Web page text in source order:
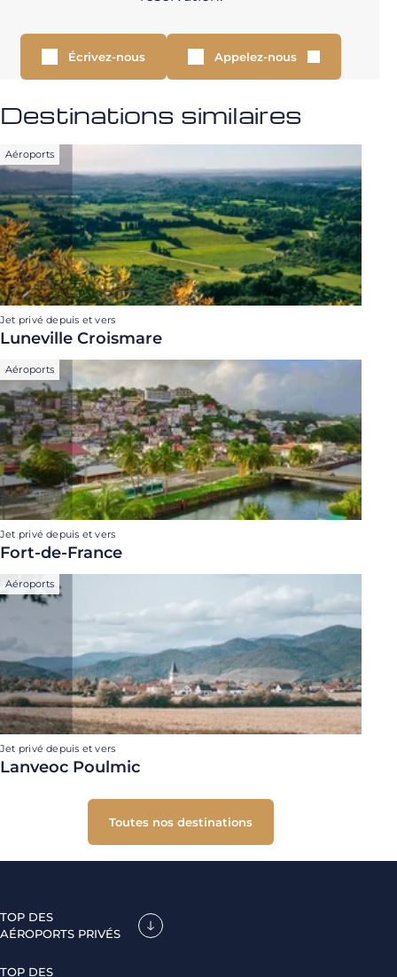
Écrivez-nous Appelez-nous
Destinations similaires
Aéroports
Jet privé depuis et vers
Luneville Croismare
Aéroports
Jet privé depuis et vers
Fort-de-France
Aéroports
Jet privé depuis et vers
Lanveoc Poulmic
Toutes nos destinations
TOP DES
AÉROPORTS PRIVÉS
TOP DES